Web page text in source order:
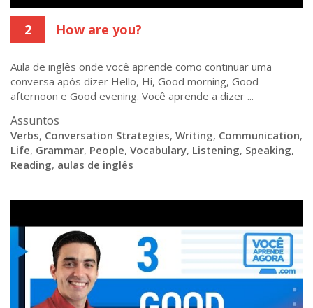
2 How are you?
Aula de inglês onde você aprende como continuar uma
conversa após dizer Hello, Hi, Good morning, Good
afternoon e Good evening. Você aprende a dizer ...
Assuntos
Verbs, Conversation Strategies, Writing, Communication,
Life, Grammar, People, Vocabulary, Listening, Speaking,
Reading, aulas de inglês